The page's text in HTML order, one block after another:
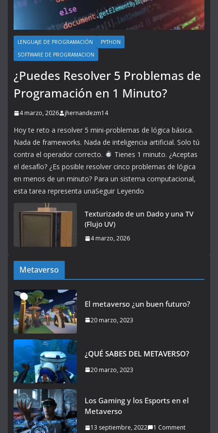
LENGUAJE DE PROGRAMACIÓN
PYTHON
SOFTWARE DE PROGRAMACION
¿Puedes Resolver 5 Problemas de
Programación en 1 Minuto?
4 marzo, 2026 jhernandezm14
Hoy te reto a resolver 5 mini-problemas de lógica básica.
Nada de frameworks. Nada de inteligencia artificial. Solo tú
contra el operador correcto.
Tienes 1 minuto. ¿Aceptas
el desafío? ¿Es posible resolver cinco problemas de lógica
en menos de un minuto? Para un sistema computacional,
esta tarea representa unaSeguir Leyendo
Texturizado de un Dado y una TV
(Flujo UV)
4 marzo, 2026
Metaverso
El metaverso ¿un buen futuro?
20 marzo, 2023
¿QUÉ SABES DEL METAVERSO?
20 marzo, 2023
Los Gaming y los Esports en el
Metaverso
13 septiembre, 2022 1 Comment